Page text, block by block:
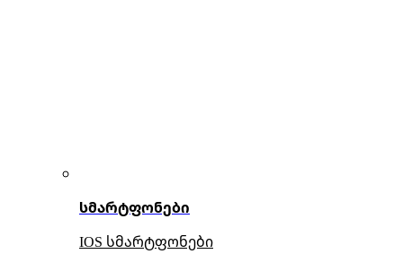
სმარტფონები
IOS სმარტფონები